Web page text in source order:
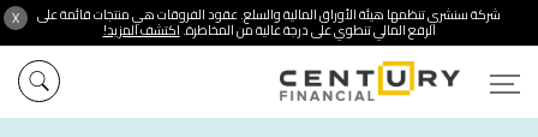
X شركة سنشري تنظمها هيئة الأوراق المالية والسلع. عقود الفروقات هي منتجات قائمة على
الرفع المالي تنطوي على درجة عالية من المخاطرة.اكتشف المزيد!